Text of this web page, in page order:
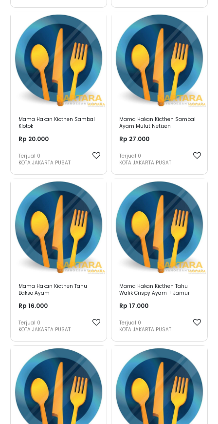
Mama Hakan Kicthen Sambal
Klotok
Rp 20.000
Terjual 0
KOTA JAKARTA PUSAT
Mama Hakan Kicthen Sambal
Ayam Mulut Netizen
Rp 27.000
Terjual 0
KOTA JAKARTA PUSAT
Mama Hakan Kicthen Tahu
Bakso Ayam
Rp 16.000
Terjual 0
KOTA JAKARTA PUSAT
Mama Hakan Kicthen Tahu
Walik Crispy Ayam + Jamur
Rp 17.000
Terjual 0
KOTA JAKARTA PUSAT